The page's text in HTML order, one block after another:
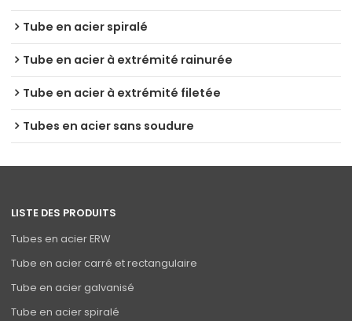
Tube en acier spiralé
Tube en acier à extrémité rainurée
Tube en acier à extrémité filetée
Tubes en acier sans soudure
LISTE DES PRODUITS
Tubes en acier ERW
Tube en acier carré et rectangulaire
Tube en acier galvanisé
Tube en acier spiralé